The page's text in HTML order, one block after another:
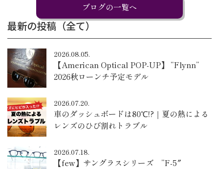
ブログの一覧へ
最新の投稿（全て）
2026.08.05.
【American Optical POP-UP】 “Flynn”
2026秋ローンチ予定モデル
2026.07.20.
車のダッシュボードは80℃!?｜夏の熱による
レンズのひび割れトラブル
2026.07.18.
【few】サングラスシリーズ ”F-5″